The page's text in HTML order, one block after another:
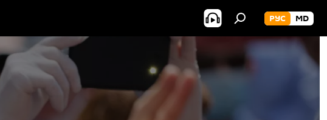
РУС MD